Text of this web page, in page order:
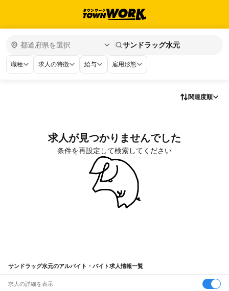
サンドラッグ水元
職種 求人の特徴 給与 雇用形態
関連度順
求人が見つかりませんでした
条件を再設定して検索してください
サンドラッグ水元のアルバイト・バイト求人情報一覧
求人の詳細を表示